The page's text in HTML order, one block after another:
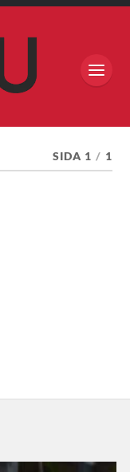
SIDA 1 / 1